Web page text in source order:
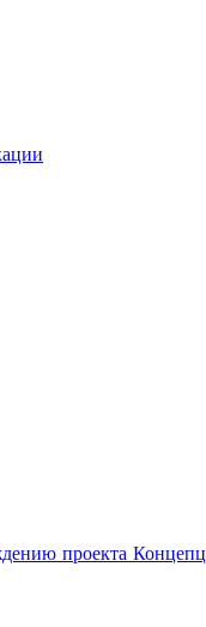
проекта